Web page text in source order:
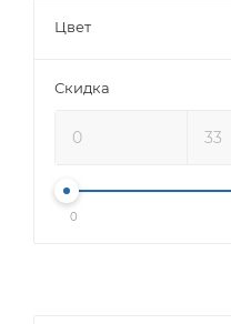
Цвет
Скидка
0